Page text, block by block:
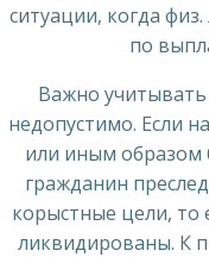
ситуации, когда
по
Важно
недопустимо. Если
или иным образом
гражданин
корыстные цели, то
ликвидированы. К